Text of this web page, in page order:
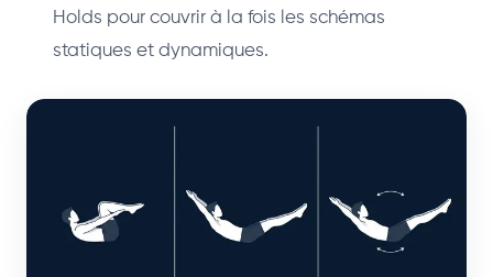
Holds pour couvrir à la fois les schémas
statiques et dynamiques.